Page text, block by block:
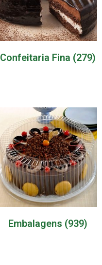
Confeitaria Fina (279)
Embalagens (939)